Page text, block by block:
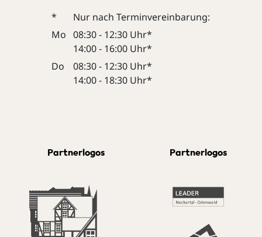
*
Nur nach Terminvereinbarung:
Mo 08:30 - 12:30 Uhr*
14:00 - 16:00 Uhr*
Do
08:30 - 12:30 Uhr*
14:00 - 18:30 Uhr*
Partnerlogos Partnerlogos